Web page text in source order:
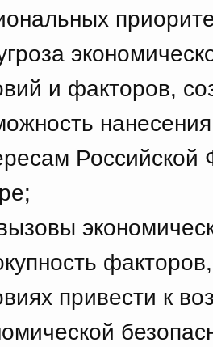
и факторов,
привести к